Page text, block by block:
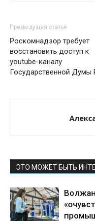
Предыдущая статья
Роскомнадзор требует
восстановить доступ к
youtube-каналу
Государственной Думы
ЭТО МОЖЕТ БЫТЬ